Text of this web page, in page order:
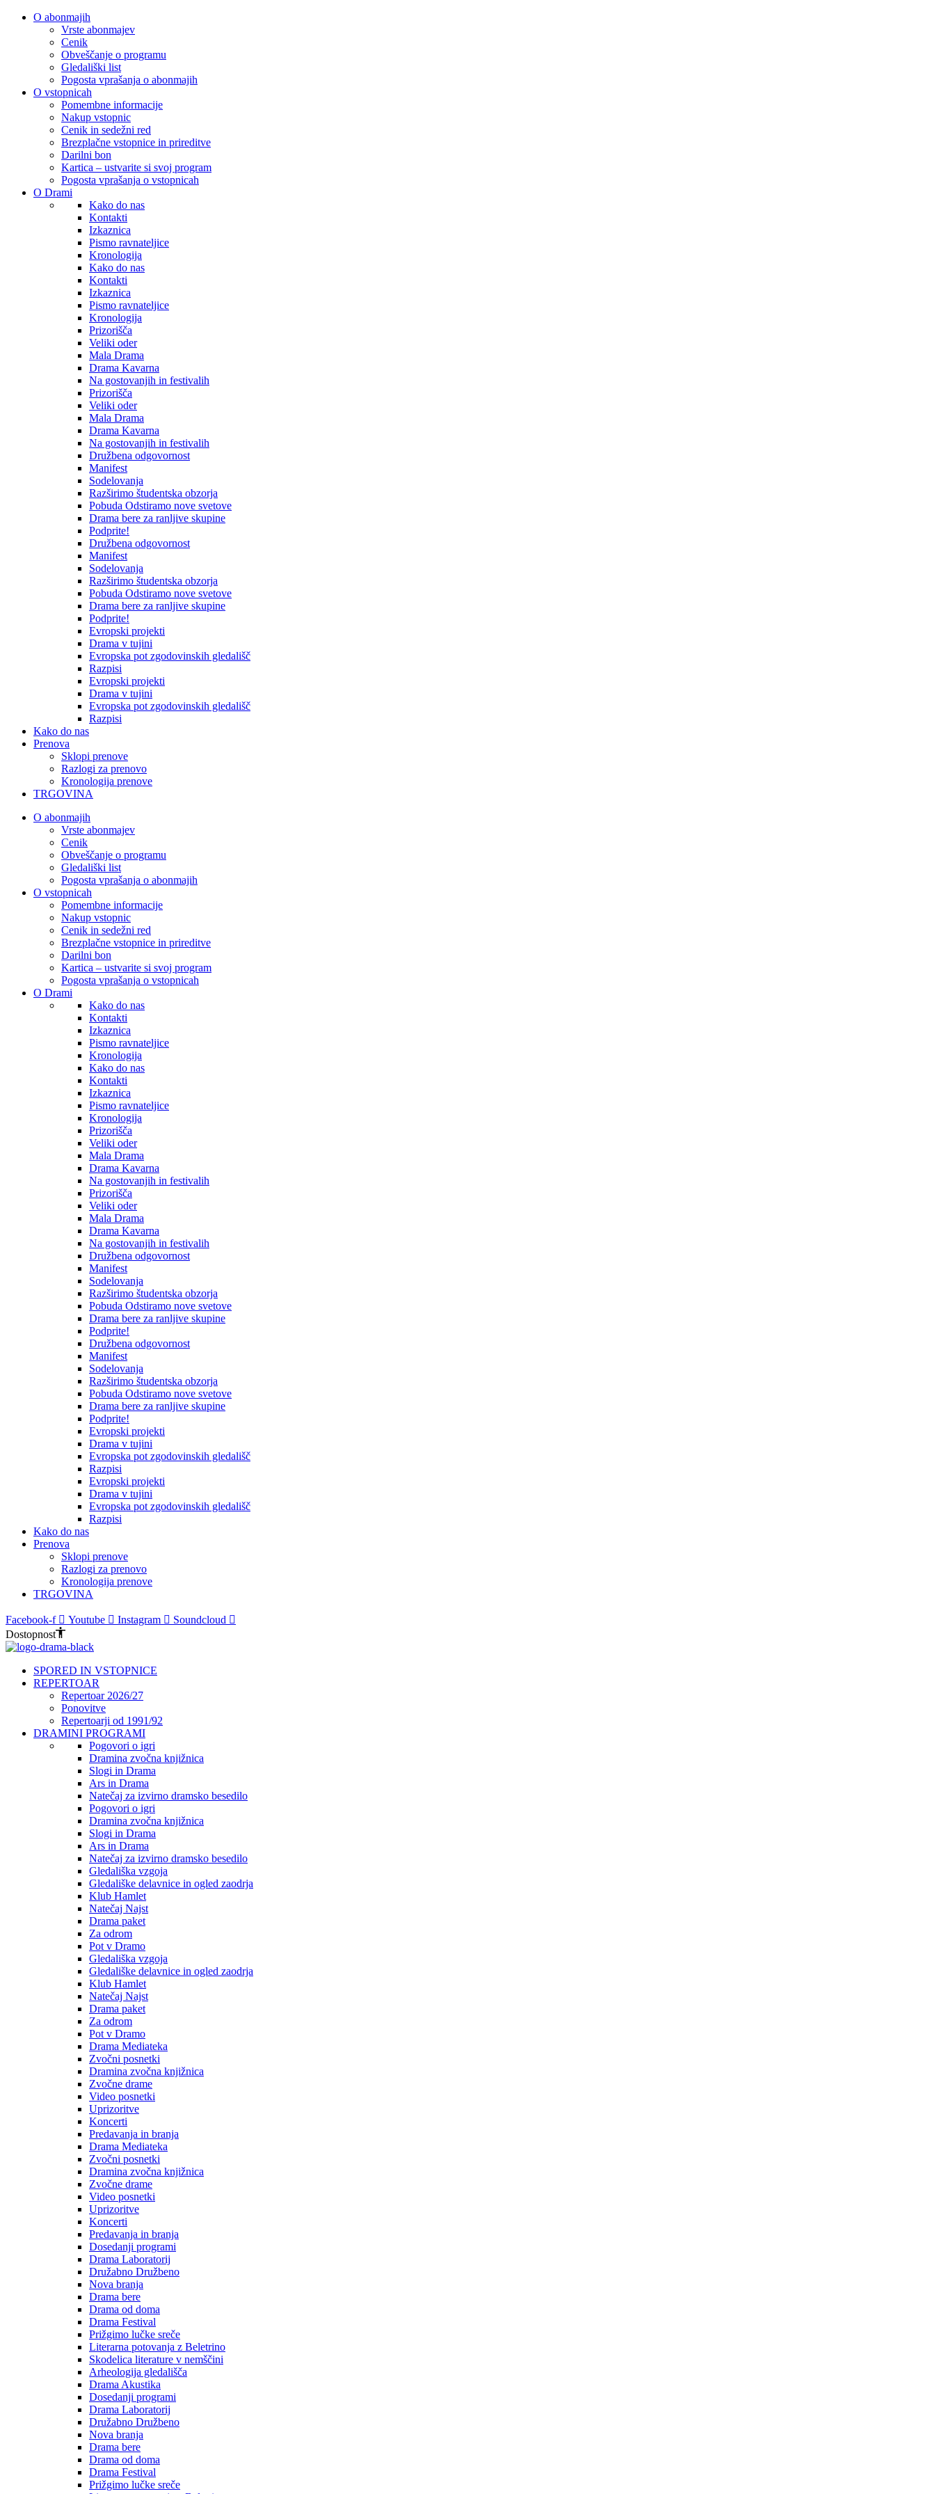
O abonmajih
Vrste abonmajev
Cenik
Obveščanje o programu
Gledališki list
Pogosta vprašanja o abonmajih
O vstopnicah
Pomembne informacije
Nakup vstopnic
Cenik in sedežni red
Brezplačne vstopnice in prireditve
Darilni bon
Kartica – ustvarite si svoj program
Pogosta vprašanja o vstopnicah
O Drami
Kako do nas
Kontakti
Izkaznica
Pismo ravnateljice
Kronologija
Kako do nas
Kontakti
Izkaznica
Pismo ravnateljice
Kronologija
Prizorišča
Veliki oder
Mala Drama
Drama Kavarna
Na gostovanjih in festivalih
Prizorišča
Veliki oder
Mala Drama
Drama Kavarna
Na gostovanjih in festivalih
Družbena odgovornost
Manifest
Sodelovanja
Razširimo študentska obzorja
Pobuda Odstiramo nove svetove
Drama bere za ranljive skupine
Podprite!
Družbena odgovornost
Manifest
Sodelovanja
Razširimo študentska obzorja
Pobuda Odstiramo nove svetove
Drama bere za ranljive skupine
Podprite!
Evropski projekti
Drama v tujini
Evropska pot zgodovinskih gledališč
Razpisi
Evropski projekti
Drama v tujini
Evropska pot zgodovinskih gledališč
Razpisi
Kako do nas
Prenova
Sklopi prenove
Razlogi za prenovo
Kronologija prenove
TRGOVINA
O abonmajih
Vrste abonmajev
Cenik
Obveščanje o programu
Gledališki list
Pogosta vprašanja o abonmajih
O vstopnicah
Pomembne informacije
Nakup vstopnic
Cenik in sedežni red
Brezplačne vstopnice in prireditve
Darilni bon
Kartica – ustvarite si svoj program
Pogosta vprašanja o vstopnicah
O Drami
Kako do nas
Kontakti
Izkaznica
Pismo ravnateljice
Kronologija
Kako do nas
Kontakti
Izkaznica
Pismo ravnateljice
Kronologija
Prizorišča
Veliki oder
Mala Drama
Drama Kavarna
Na gostovanjih in festivalih
Prizorišča
Veliki oder
Mala Drama
Drama Kavarna
Na gostovanjih in festivalih
Družbena odgovornost
Manifest
Sodelovanja
Razširimo študentska obzorja
Pobuda Odstiramo nove svetove
Drama bere za ranljive skupine
Podprite!
Družbena odgovornost
Manifest
Sodelovanja
Razširimo študentska obzorja
Pobuda Odstiramo nove svetove
Drama bere za ranljive skupine
Podprite!
Evropski projekti
Drama v tujini
Evropska pot zgodovinskih gledališč
Razpisi
Evropski projekti
Drama v tujini
Evropska pot zgodovinskih gledališč
Razpisi
Kako do nas
Prenova
Sklopi prenove
Razlogi za prenovo
Kronologija prenove
TRGOVINA
Facebook-f Youtube Instagram
Soundcloud
Dostopnost
SPORED IN VSTOPNICE
REPERTOAR
Repertoar 2026/27
Ponovitve
Repertoarji od 1991/92
DRAMINI PROGRAMI
Pogovori o igri
Dramina zvočna knjižnica
Slogi in Drama
Ars in Drama
Natečaj za izvirno dramsko besedilo
Pogovori o igri
Dramina zvočna knjižnica
Slogi in Drama
Ars in Drama
Natečaj za izvirno dramsko besedilo
Gledališka vzgoja
Gledališke delavnice in ogled zaodrja
Klub Hamlet
Natečaj Najst
Drama paket
Za odrom
Pot v Dramo
Gledališka vzgoja
Gledališke delavnice in ogled zaodrja
Klub Hamlet
Natečaj Najst
Drama paket
Za odrom
Pot v Dramo
Drama Mediateka
Zvočni posnetki
Dramina zvočna knjižnica
Zvočne drame
Video posnetki
Uprizoritve
Koncerti
Predavanja in branja
Drama Mediateka
Zvočni posnetki
Dramina zvočna knjižnica
Zvočne drame
Video posnetki
Uprizoritve
Koncerti
Predavanja in branja
Dosedanji programi
Drama Laboratorij
Družabno Družbeno
Nova branja
Drama bere
Drama od doma
Drama Festival
Prižgimo lučke sreče
Literarna potovanja z Beletrino
Skodelica literature v nemščini
Arheologija gledališča
Drama Akustika
Dosedanji programi
Drama Laboratorij
Družabno Družbeno
Nova branja
Drama bere
Drama od doma
Drama Festival
Prižgimo lučke sreče